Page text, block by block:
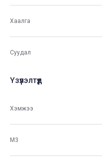
Хаалга
Суудал
Үзүүлэлтүүд
Хэмжээ
М3